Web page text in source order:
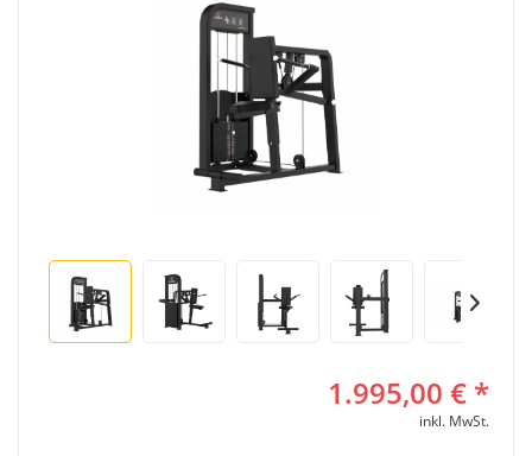
1.995,00 € *
inkl. MwSt.